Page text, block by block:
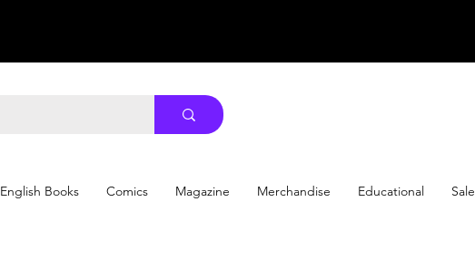
English Books Comics Magazine Merchandise Educational Sale